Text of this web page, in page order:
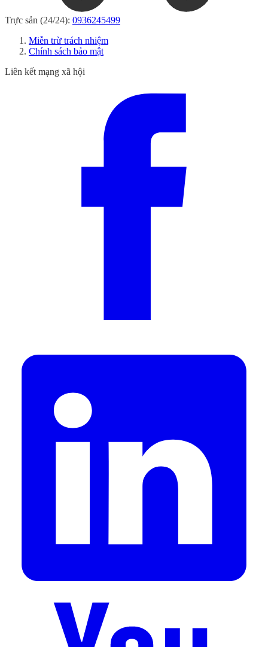
Trực sản (24/24): 0936245499
Miễn trừ trách nhiệm
Chính sách bảo mật
Liên kết mạng xã hội